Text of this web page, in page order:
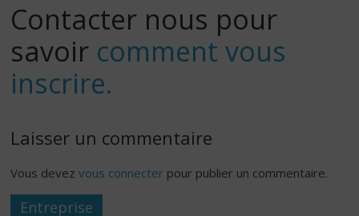
Contacter nous pour
savoir comment vous
inscrire.
Laisser un commentaire
Vous devezvous connecter pour publier un commentaire.
Entreprise